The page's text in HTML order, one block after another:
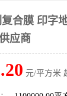
合膜 印字
应商
元/平方米